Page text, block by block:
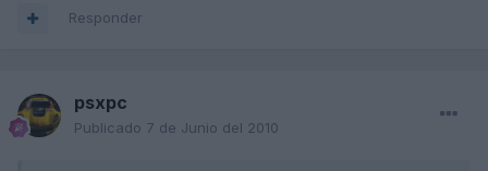
Responder
psxpc
Publicado 7 de Junio del 2010